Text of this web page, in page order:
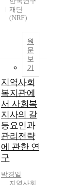
재단
(NRF)
원
문
보
기
지역사회
복지관에
서 사회복
지사의 갈
등요인과
관리전략
에 관한 연
구
박경일
지역사회